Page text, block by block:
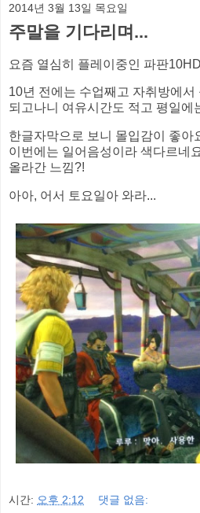
2014년 3월 13일 목요일
주말을 기다리며...
요즘 열심히 플레이중인 파판
10년 전에는 수업째고 자취방에서
되고나니 여유시간도 적고 평일에
한글자막으로 보니 몰입감이 좋아
이번에는 일어음성이라 색다르네
올라간 느낌?!
아아, 어서 토요일아 와라...
시간: 오후 2:12 댓글 없음: